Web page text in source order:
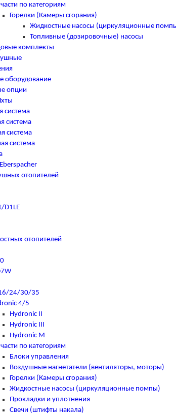
по категориям
Горелки (Камеры сгорания)
Жидкостные насосы (циркуляционные
Топливные (дозировочные) насосы
комплекты
оборудование
опции
система
система
система
система
отопителей
D1LE
отопителей
24/30/35
4/5
Hydronic II
Hydronic III
Hydronic M
по категориям
Блоки управления
Воздушные нагнетатели (вентиляторы, моторы)
Горелки (Камеры сгорания)
Жидкостные насосы (циркуляционные помпы)
Прокладки и уплотнения
Свечи (штифты накала)